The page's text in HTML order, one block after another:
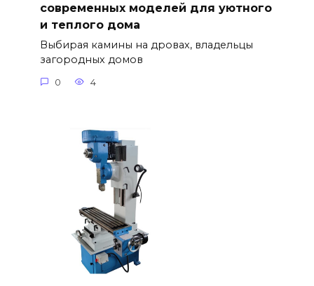
современных моделей для уютного
и теплого дома
Выбирая камины на дровах, владельцы
загородных домов
0 4